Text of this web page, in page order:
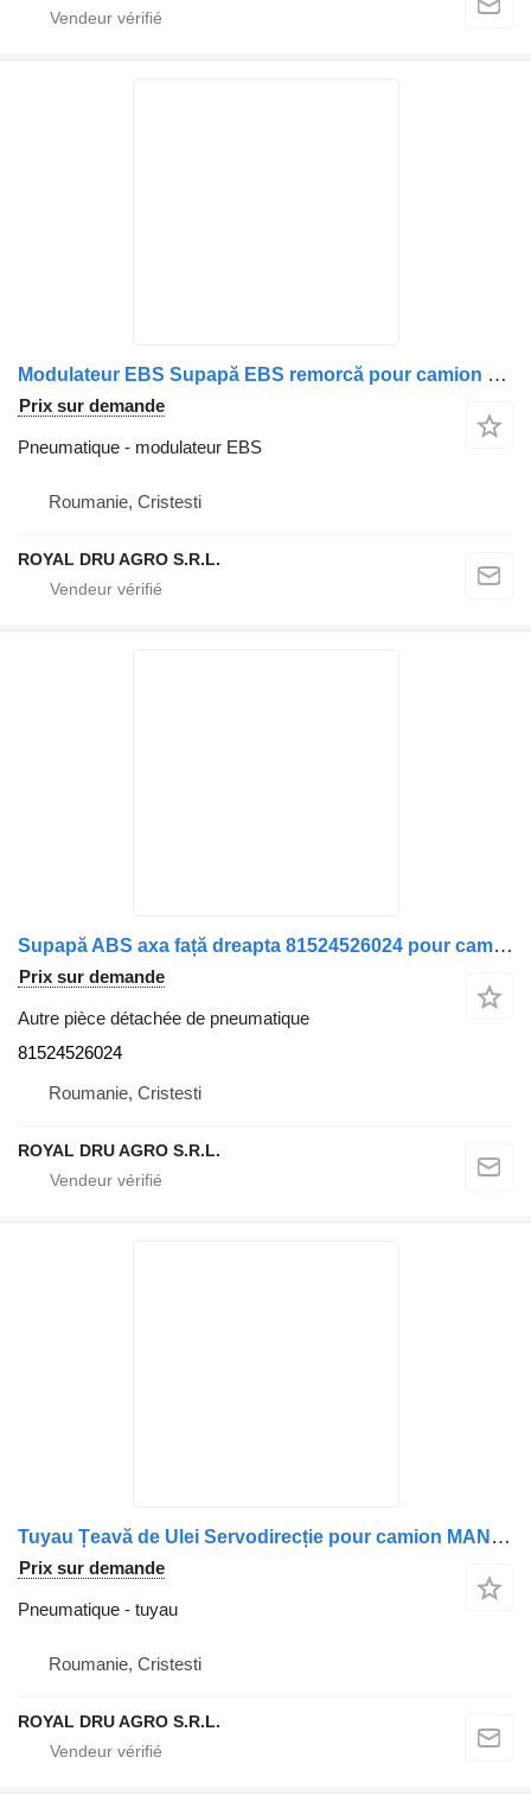
Modulateur EBS Supapă EBS remorcă pour camion MAN 5829
Prix sur demande
Pneumatique - modulateur EBS
Roumanie, Cristesti
ROYAL DRU AGRO S.R.L.
Supapă ABS axa față dreapta 81524526024 pour camion MAN 8152452-9024 8152452-6024
Prix sur demande
Autre pièce détachée de pneumatique
81524526024
Roumanie, Cristesti
ROYAL DRU AGRO S.R.L.
Tuyau Țeavă de Ulei Servodirecție pour camion MAN – 06541312201 / 06540942007
Prix sur demande
Pneumatique - tuyau
Roumanie, Cristesti
ROYAL DRU AGRO S.R.L.